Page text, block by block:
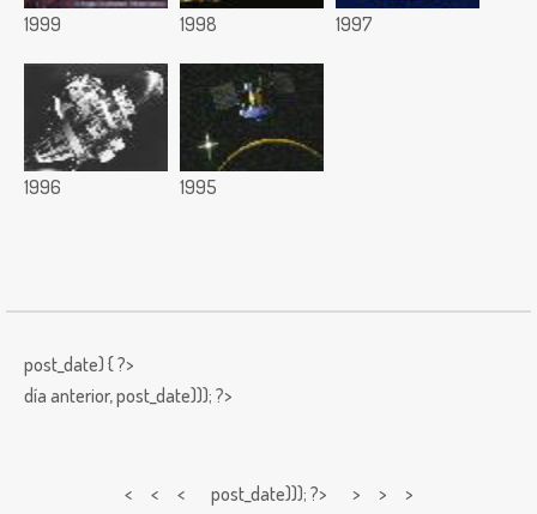
1999 1998 1997
1996 1995
post_date) { ?>
día anterior,post_date))); ?>
< < < post_date))); ?> > > >